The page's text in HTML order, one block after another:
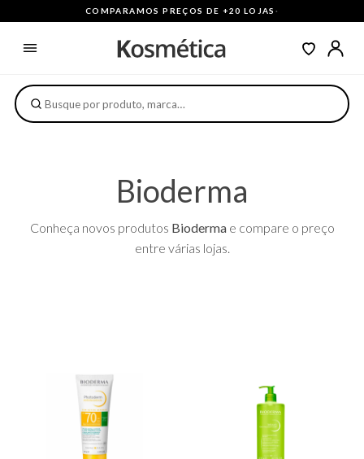
COMPARAMOS PREÇOS DE +20 LOJAS ·
Bioderma
Conheça novos produtos Biodermae compare o preço
entre várias lojas.